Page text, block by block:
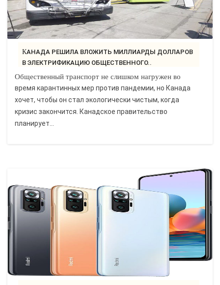
КАНАДА РЕШИЛА ВЛОЖИТЬ МИЛЛИАРДЫ ДОЛЛАРОВ
В ЭЛЕКТРИФИКАЦИЮ ОБЩЕСТВЕННОГО..
Общественный транспорт не слишком нагружен во
время карантинных мер против пандемии, но Канада
хочет, чтобы он стал экологически чистым, когда
кризис закончится. Канадское правительство
планирует...